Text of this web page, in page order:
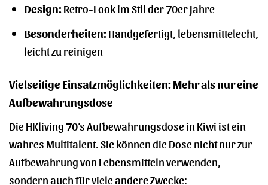
Design:Retro-Look im Stil der 70er Jahre
Besonderheiten:Handgefertigt, lebensmittelecht,
leicht zu reinigen
Vielseitige Einsatzmöglichkeiten: Mehr als nur eine
Aufbewahrungsdose
Die HKliving 70’s Aufbewahrungsdose in Kiwi ist ein
wahres Multitalent. Sie können die Dose nicht nur zur
Aufbewahrung von Lebensmitteln verwenden,
sondern auch für viele andere Zwecke: